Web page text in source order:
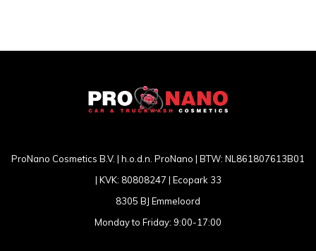
ProNano Cosmetics B.V. | h.o.d.n. ProNano | BTW: NL861807613B01
| KVK: 80808247 | Ecopark 33
8305 BJ Emmeloord
Monday to Friday: 9:00-17:00